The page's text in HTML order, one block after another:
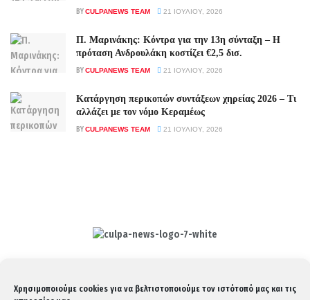
Χρησιμοποιούμε cookies για να βελτιστοποιούμε τον ιστότοπό μας και τις
BYCULPANEWS TEAM 21 ΙΟΥΛΊΟΥ, 2026
Π. Μαρινάκης: Κόντρα για την 13η σύνταξη – Η
πρόταση Ανδρουλάκη κοστίζει €2,5 δισ.
BYCULPANEWS TEAM 21 ΙΟΥΛΊΟΥ, 2026
Κατάργηση περικοπών συντάξεων χηρείας 2026 – Τι
αλλάζει με τον νόμο Κεραμέως
BYCULPANEWS TEAM 21 ΙΟΥΛΊΟΥ, 2026
Επικοινωνία:info@culpanews.gr